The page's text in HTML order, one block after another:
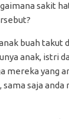
sakit
buah takut
anak, istri
mereka yang
saja anda